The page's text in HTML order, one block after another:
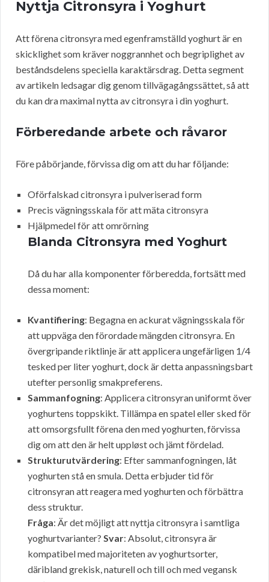
Nyttja Citronsyra i Yoghurt
Att förena citronsyra med egenframställd yoghurt är en
skicklighet som kräver noggrannhet och begriplighet av
beståndsdelens speciella karaktärsdrag. Detta segment
av artikeln ledsagar dig genom tillvägagångssättet, så att
du kan dra maximal nytta av citronsyra i din yoghurt.
Förberedande arbete och råvaror
Före påbörjande, förvissa dig om att du har följande:
Oförfalskad citronsyra i pulveriserad form
Precis vägningsskala för att mäta citronsyra
Hjälpmedel för att omrörning
Blanda Citronsyra med Yoghurt
Då du har alla komponenter förberedda, fortsätt med
dessa moment:
Kvantifiering: Begagna en ackurat vägningsskala för
att uppväga den förordade mängden citronsyra. En
övergripande riktlinje är att applicera ungefärligen 1/4
tesked per liter yoghurt, dock är detta anpassningsbart
utefter personlig smakpreferens.
Sammanfogning: Applicera citronsyran uniformt över
yoghurtens toppskikt. Tillämpa en spatel eller sked för
att omsorgsfullt förena den med yoghurten, förvissa
dig om att den är helt uppløst och jämt fördelad.
Strukturutvärdering: Efter sammanfogningen, låt
yoghurten stå en smula. Detta erbjuder tid för
citronsyran att reagera med yoghurten och förbättra
dess struktur.
Fråga: Är det möjligt att nyttja citronsyra i samtliga
yoghurtvarianter? Svar: Absolut, citronsyra är
kompatibel med majoriteten av yoghurtsorter,
däribland grekisk, naturell och till och med vegansk